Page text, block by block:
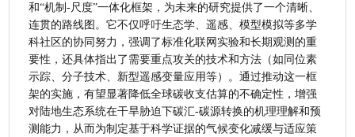
和“机制-尺度”一体化框架，为未来的研究提供了一个清晰、
连贯的路线图。它不仅呼吁生态学、遥感、模型模拟等多学
科社区的协同努力，强调了标准化联网实验和长期观测的重
要性，还具体指出了需要重点攻关的技术和方法（如同位素
示踪、分子技术、新型遥感变量应用等）。通过推动这一框
架的实施，有望显著降低全球碳收支估算的不确定性，增强
对陆地生态系统在干旱胁迫下碳汇-碳源转换的机理理解和预
测能力，从而为制定基于科学证据的气候变化减缓与适应策